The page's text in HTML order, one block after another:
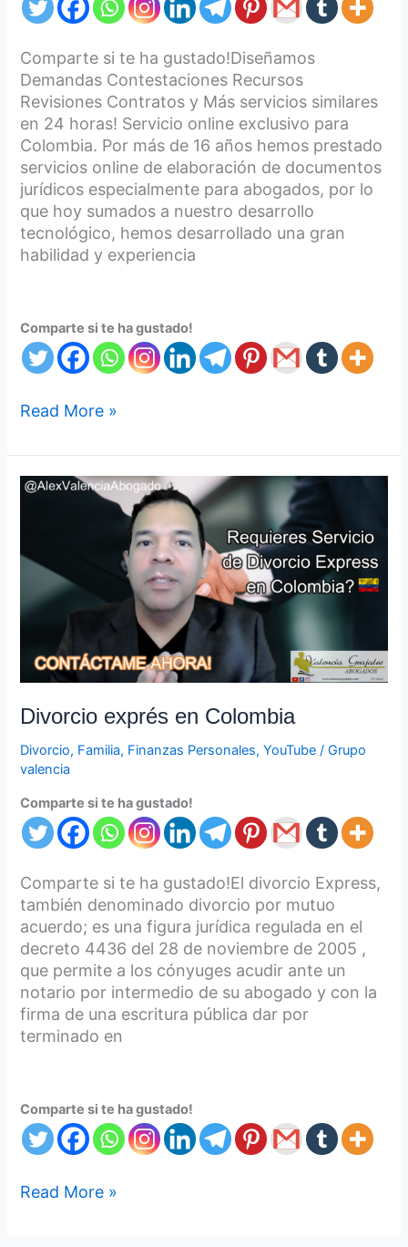
Comparte si te ha gustado!Diseñamos
Demandas Contestaciones Recursos
Revisiones Contratos y Más servicios similares
en 24 horas! Servicio online exclusivo para
Colombia. Por más de 16 años hemos prestado
servicios online de elaboración de documentos
jurídicos especialmente para abogados, por lo
que hoy sumados a nuestro desarrollo
tecnológico, hemos desarrollado una gran
habilidad y experiencia
Comparte si te ha gustado!
Read More »
Divorcio exprés en Colombia
Divorcio, Familia, Finanzas Personales,YouTube /Grupo
valencia
Comparte si te ha gustado!
Comparte si te ha gustado!El divorcio Express,
también denominado divorcio por mutuo
acuerdo; es una figura jurídica regulada en el
decreto 4436 del 28 de noviembre de 2005 ,
que permite a los cónyuges acudir ante un
notario por intermedio de su abogado y con la
firma de una escritura pública dar por
terminado en
Comparte si te ha gustado!
Divorcio
Colombia
Read More »